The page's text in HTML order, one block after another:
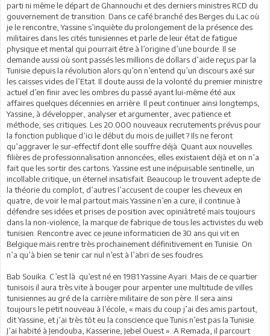
parti ni même le départ de Ghannouchi et des derniers ministres RCD du
gouvernement de transition. Dans ce café branché des Berges du Lac où
je le rencontre, Yassine s’inquiète du prolongement de la présence des
militaires dans les cités tunisiennes et parle de leur état de fatigue
physique et mental qui pourrait être à l’origine d’une bourde. Il se
demande aussi où sont passés les millions de dollars d’aide reçus par la
Tunisie depuis la révolution alors qu’on n’entend qu’un discours axé sur
les caisses vides de l’Etat. Il doute aussi de la volonté du premier ministre
actuel d’en finir avec les ombres du passé ayant lui-même été aux
affaires quelques décennies en arrière. Il peut continuer ainsi longtemps,
Yassine, à développer, analyser et argumenter, avec patience et
méthode, ses critiques. Les 20.000 nouveaux recrutements prévus pour
la fonction publique d’ici le début du mois de juillet ? Ils ne feront
qu’aggraver le sur-effectif dont elle souffre déjà. Quant aux nouvelles
filières de professionnalisation annoncées, elles existaient déjà et on n’a
fait que les sortir des cartons. Yassine est une inépuisable sentinelle, un
incollable critique, un éternel insatisfait. Beaucoup le trouvent adepte de
la théorie du complot, d’autres l’accusent de couper les cheveux en
quatre, de voir le mal partout mais Yassine n’en a cure, il continue à
défendre ses idées et prises de position avec opiniâtreté mais toujours
dans la non-violence, la marque de fabrique de tous les activistes du web
tunisien. Rencontre avec ce jeune informaticien de 30 ans qui vit en
Belgique mais rentre très prochainement définitivement en Tunisie. On
n’a qu’à bien se tenir car nul n’est à l’abri de ses foudres.
Bab Souika. C’est là qu’est né en 1981 Yassine Ayari. Mais de ce quartier
tunisois il aura très vite à bouger pour arpenter une multitude de villes
tunisiennes au gré de la carrière militaire de son père. Il sera ainsi
toujours le petit nouveau à l’école, « mais du coup j’ai des amis partout,
dit Yassine, et j’ai très tôt eu la conscience que Tunis n’est pas la Tunisie.
J’ai habité à Jendouba, Kasserine, Jebel Ouest ». A Remada, il parcourt